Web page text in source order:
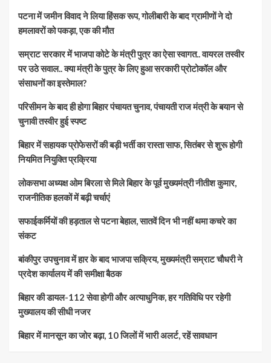
पटना में जमीन विवाद ने लिया हिंसक रूप, गोलीबारी के बाद ग्रामीणों ने दो
हमलावरों को पकड़ा, एक की मौत
सम्राट सरकार में भाजपा कोटे के मंत्री पुत्र का ऐसा स्वागत.. वायरल तस्वीर
पर उठे सवाल.. क्या मंत्री के पुत्र के लिए हुआ सरकारी प्रोटोकॉल और
संसाधनों का इस्तेमाल?
परिसीमन के बाद ही होगा बिहार पंचायत चुनाव, पंचायती राज मंत्री के बयान से
चुनावी तस्वीर हुई स्पष्ट
बिहार में सहायक प्रोफेसरों की बड़ी भर्ती का रास्ता साफ, सितंबर से शुरू होगी
नियमित नियुक्ति प्रक्रिया
लोकसभा अध्यक्ष ओम बिरला से मिले बिहार के पूर्व मुख्यमंत्री नीतीश कुमार,
राजनीतिक हलकों में बढ़ी चर्चाएं
सफाईकर्मियों की हड़ताल से पटना बेहाल, सातवें दिन भी नहीं थमा कचरे का
संकट
बांकीपुर उपचुनाव में हार के बाद भाजपा सक्रिय, मुख्यमंत्री सम्राट चौधरी ने
प्रदेश कार्यालय में की समीक्षा बैठक
बिहार की डायल-112 सेवा होगी और अत्याधुनिक, हर गतिविधि पर रहेगी
मुख्यालय की सीधी नजर
बिहार में मानसून का जोर बढ़ा, 10 जिलों में भारी अलर्ट, रहें सावधान